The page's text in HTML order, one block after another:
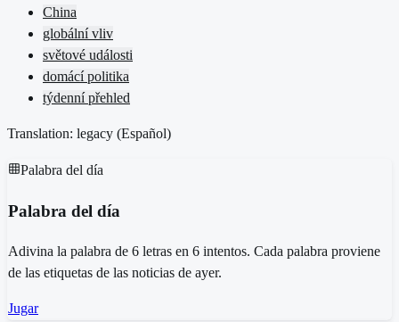
China
globální vliv
světové události
domácí politika
týdenní přehled
Translation: legacy (Español)
Palabra del día
Palabra del día
Adivina la palabra de 6 letras en 6 intentos. Cada palabra proviene
de las etiquetas de las noticias de ayer.
Jugar